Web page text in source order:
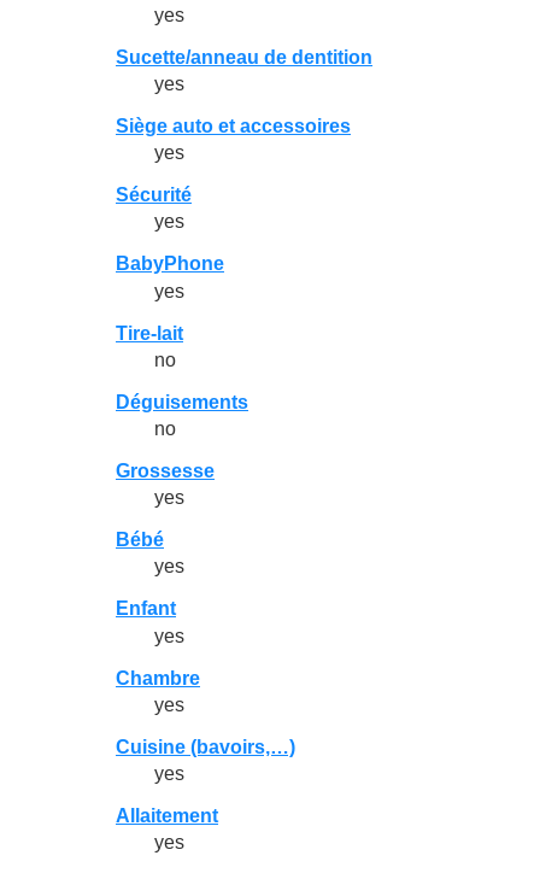
yes
Sucette/anneau de dentition
yes
Siège auto et accessoires
yes
Sécurité
yes
BabyPhone
yes
Tire-lait
no
Déguisements
no
Grossesse
yes
Bébé
yes
Enfant
yes
Chambre
yes
Cuisine (bavoirs,…)
yes
Allaitement
yes